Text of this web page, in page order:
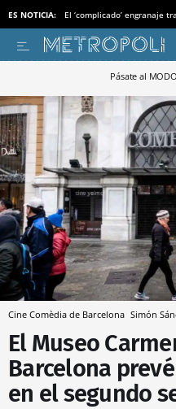
ES NOTICIA: El ‘complicado’ engranaje
Pásate al
Cine Comèdia de Barcelona Simón
El Museo
Barcelona
en el segundo